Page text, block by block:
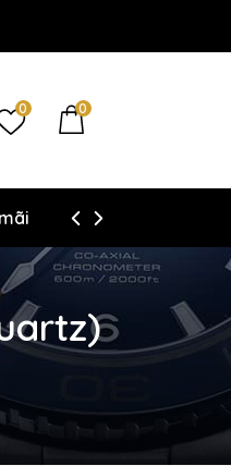
0 0
Thông tin liên hệ